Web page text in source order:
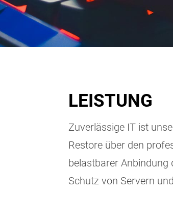
LEISTUNG
Zuverlässige IT ist
Restore über den
belastbarer
Schutz von Servern